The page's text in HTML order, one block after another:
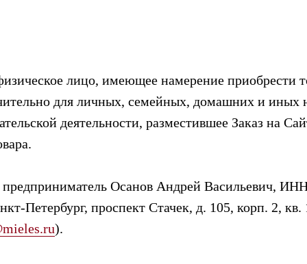
лицо, имеющее намерение приобрести
для личных, семейных, домашних и иных
деятельности, разместившее Заказ на
Осанов Андрей Васильевич,
Петербург, проспект Стачек, д. 105, корп. 2,
).